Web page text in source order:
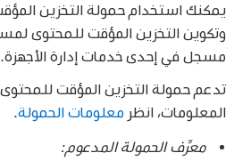
يمكنك استخدام حمولة التخزين
مسجل في إحدى خدمات إدارة الأجهزة.
تدعم حمولة التخزين المؤقت
المعلومات، انظر معلومات الحمولة.
معرِّف الحمولة المدعوم: